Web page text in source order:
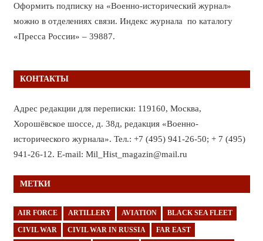
Оформить подписку на «Военно-исторический журнал»
можно в отделениях связи. Индекс журнала по каталогу
«Пресса России» – 39887.
КОНТАКТЫ
Адрес редакции для переписки: 119160, Москва,
Хорошёвское шоссе, д. 38д, редакция «Военно-
исторического журнала». Тел.: +7 (495) 941-26-50; + 7 (495)
941-26-12. E-mail: Mil_Hist_magazin@mail.ru
МЕТКИ
AIR FORCE ARTILLERY AVIATION BLACK SEA FLEET
CIVIL WAR CIVIL WAR IN RUSSIA FAR EAST